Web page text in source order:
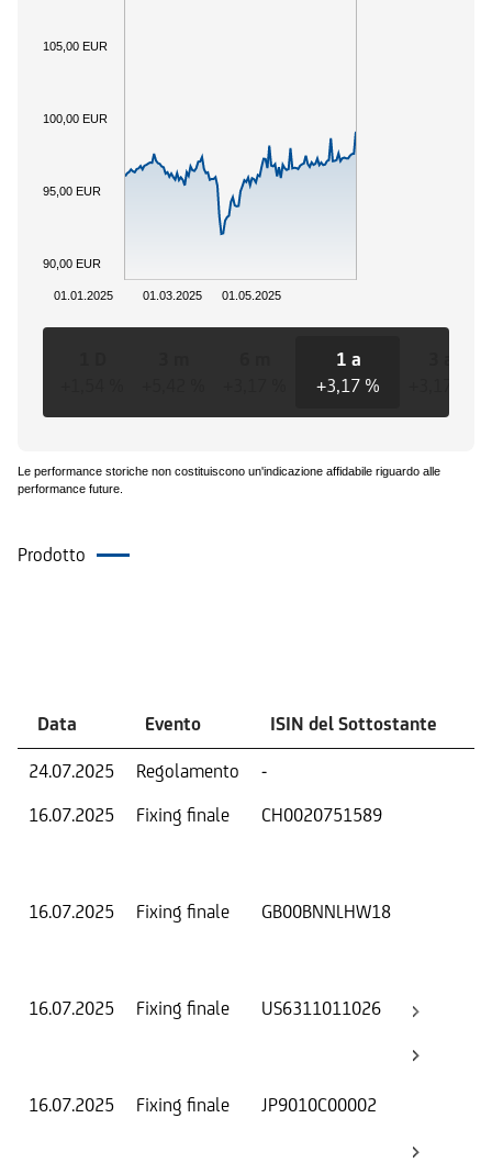
01.03.2025 01.05.2025
01.01.2025
90,00 EUR
95,00 EUR
100,00 EUR
105,00 EUR
1 a
+3,17 %
Le performance storiche non costituiscono un'indicazione affidabile riguardo alle
performance future.
Prodotto
Data Evento ISIN del Sottostante
24.07.2025 Regolamento -
16.07.2025
Fixing finale CH0020751589
16.07.2025
Fixing finale GB00BNNLHW18
16.07.2025
Fixing finale US6311011026
16.07.2025
Fixing finale JP9010C00002